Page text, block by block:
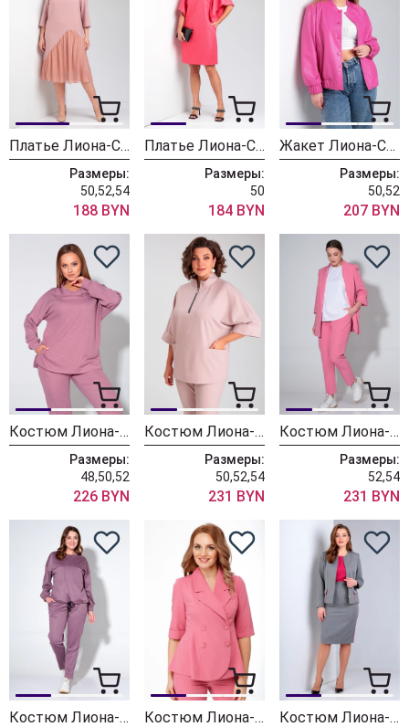
Платье Лиона-Стиль 756 персиковый
Размеры:
50,52,54
188 BYN
Платье Лиона-Стиль 857 коралл
Размеры:
50
184 BYN
Жакет Лиона-Стиль 895 розовый
Размеры:
50,52
207 BYN
Костюм Лиона-Стиль 887 розово-лиловый
Размеры:
48,50,52
226 BYN
Костюм Лиона-Стиль 862 пудра
Размеры:
50,52,54
231 BYN
Костюм Лиона-Стиль 823 розовый
Размеры:
52,54
231 BYN
Костюм Лиона-Стиль 822 лиловый Костюм Лиона-Стиль 734 розовый Костюм Лиона-Стиль 719Ю серый+фуксия